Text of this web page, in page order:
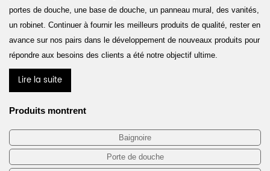
portes de douche, une base de douche, un panneau mural, des vanités,
un robinet. Continuer à fournir les meilleurs produits de qualité, rester en
avance sur nos pairs dans le développement de nouveaux produits pour
répondre aux besoins des clients a été notre objectif ultime.
Lire la suite
Produits montrent
Baignoire
Porte de douche